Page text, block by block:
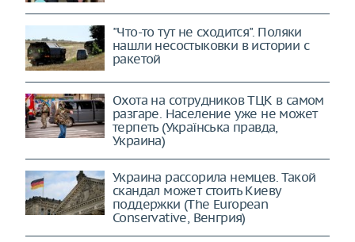
"Что-то тут не сходится". Поляки
нашли несостыковки в истории с
ракетой
Охота на сотрудников ТЦК в самом
разгаре. Население уже не может
терпеть (Українська правда,
Украина)
Украина рассорила немцев. Такой
скандал может стоить Киеву
поддержки (The European
Conservative, Венгрия)